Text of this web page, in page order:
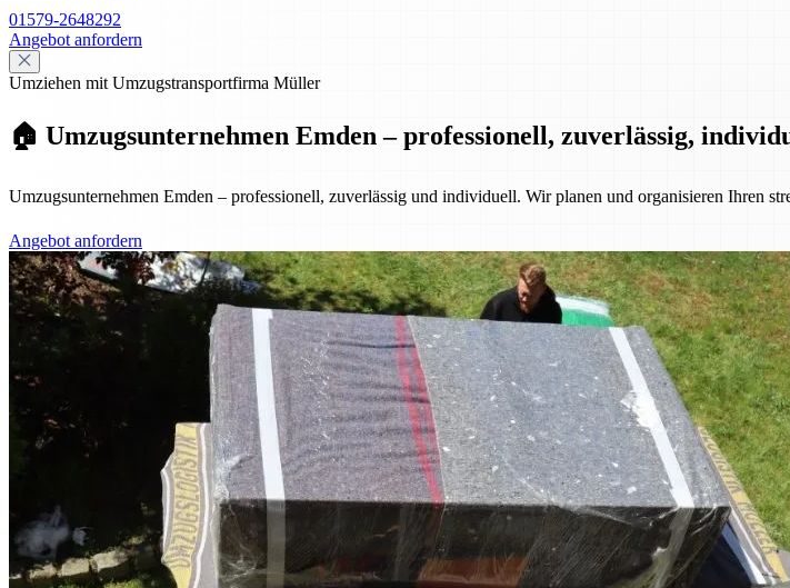
01579-2648292
Angebot anfordern
Umziehen mit Umzugstransportfirma Müller
🏠 Umzugsunternehmen Emden – professionell, zuverlässig,
Umzugsunternehmen Emden – professionell, zuverlässig und individuell. Wir planen und organisieren Ihren
Angebot anfordern